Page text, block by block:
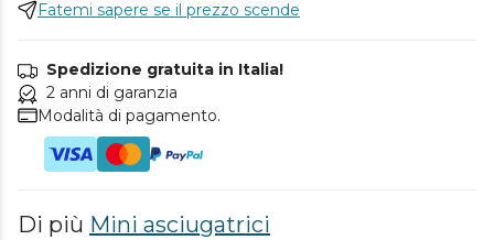
Fatemi sapere se il prezzo scende
Spedizione gratuita in Italia!
2 anni di garanzia
Modalità di pagamento.
Di più Mini asciugatrici